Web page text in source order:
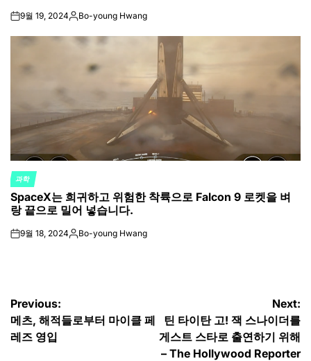
on9월 19, 2024Posted
Bo-young Hwang
POSTED
IN
과학
SpaceX는 희귀하고 위험한 착륙으로 Falcon 9 로켓을 벼
랑 끝으로 밀어 넣습니다.
on9월 18, 2024Posted
Bo-young Hwang
글
탐
Previous:
메츠, 해적들로부터 마이클 페
레즈 영입
Next:
틴 타이탄 고! 잭 스나이더를
게스트 스타로 출연하기 위해
– The Hollywood Reporter